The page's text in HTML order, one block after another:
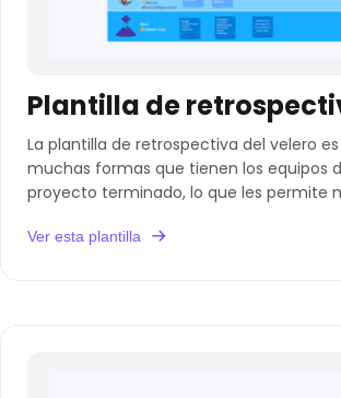
La plantilla de retrospectiva del velero
muchas formas que tienen los equipos
proyecto terminado, lo que les permite
Ver esta plantilla